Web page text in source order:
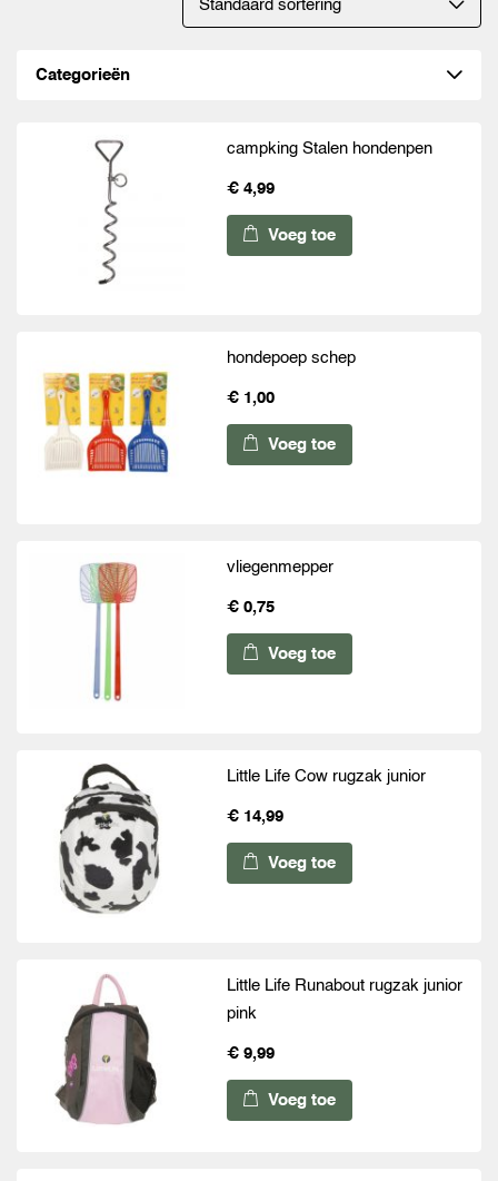
Categorieën
campking Stalen hondenpen
€ 4,99
Voeg toe
hondepoep schep
€ 1,00
Voeg toe
vliegenmepper
€ 0,75
Voeg toe
Little Life Cow rugzak junior
€ 14,99
Voeg toe
Little Life Runabout rugzak junior
pink
€ 9,99
Voeg toe